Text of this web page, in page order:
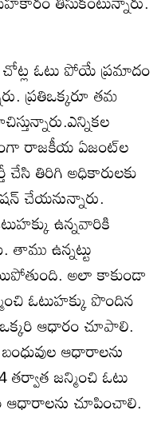
ఓటు పోయే ప్రమాదం
ప్రతిఒక్కరూ తమ
రాజకీయ ఏజంట్‌ల
తిరిగి అధికారులకు
చేయనున్నారు.
ఉన్నవారికి
ఉన్నట్టు
అలా కాకుండా
ఓటుహక్కు పొందిన
ఒక్కరి ఆధారం చూపాలి.
ఆధారాలను
జన్మించి ఓటు
ఆధారాలను చూపించాలి.